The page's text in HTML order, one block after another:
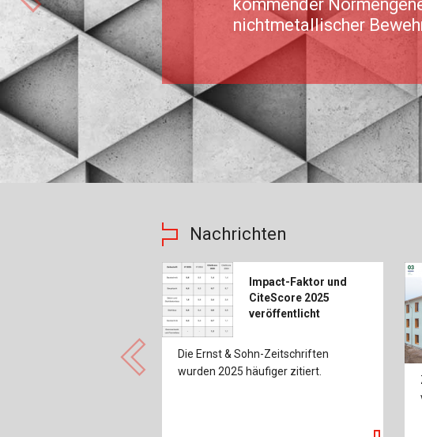
kommender
nichtmetallischer
Nachrichten
Impact-Faktor und
CiteScore 2025
veröffentlicht
Die Ernst & Sohn-Zeitschriften
wurden 2025 häufiger zitiert.